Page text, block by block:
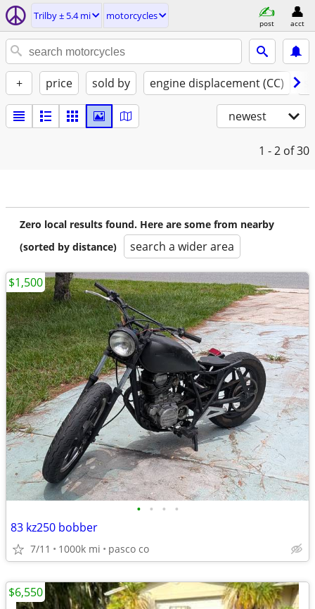
Trilby ± 5.4 mi motorcycles
post acct
+ price sold by engine displacement (CC)
newest
1 - 2 of 30
Zero local results found. Here are some from nearby
(sorted by distance)
search a wider area
• • • •
83 kz250 bobber
7/11 1000k mi pasco co
$1,500
$6,550